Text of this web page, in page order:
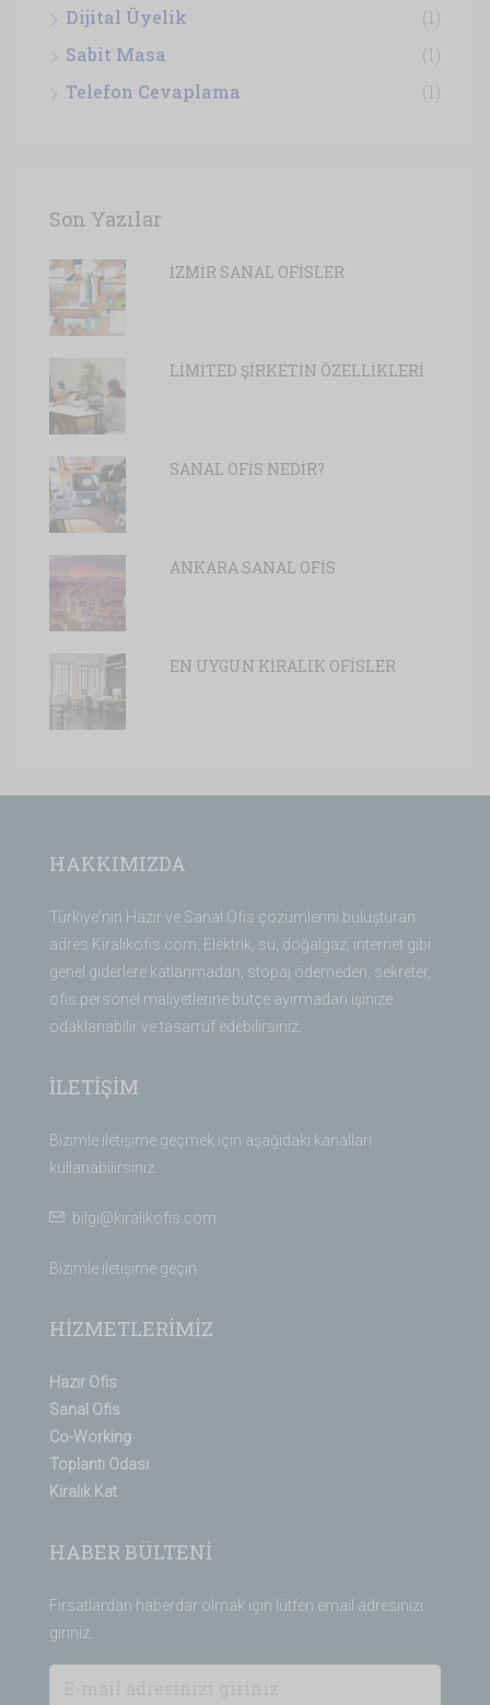
Dijital Üyelik
(1)
Sabit Masa
(1)
Telefon Cevaplama
(1)
Son Yazılar
İZMİR SANAL OFİSLER
LİMİTED ŞİRKETİN ÖZELLİKLERİ
SANAL OFİS NEDİR?
ANKARA SANAL OFİS
EN UYGUN KİRALIK OFİSLER
HAKKIMIZDA
Türkiye'nin Hazır ve Sanal Ofis çözümlerini buluşturan
adres Kiralikofis.com. Elektrik, su, doğalgaz, internet gibi
genel giderlere katlanmadan, stopaj ödemeden, sekreter,
ofis personel maliyetlerine bütçe ayırmadan işinize
odaklanabilir ve tasarruf edebilirsiniz.
İLETİŞİM
Bizimle iletişime geçmek için aşağıdaki kanalları
kullanabilirsiniz.
bilgi@kiralikofis.com
Bizimle iletişime geçin
HİZMETLERİMİZ
Hazır Ofis
Sanal Ofis
Co-Working
Toplantı Odası
Kiralık Kat
HABER BÜLTENİ
Fırsatlardan haberdar olmak için lütfen email adresinizi
giriniz.